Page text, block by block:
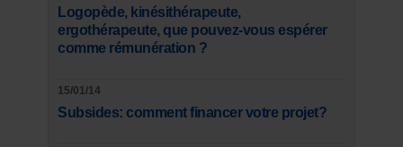
Logopède, kinésithérapeute,
ergothérapeute, que pouvez-vous espérer
comme rémunération ?
15/01/14
Subsides: comment financer votre projet?